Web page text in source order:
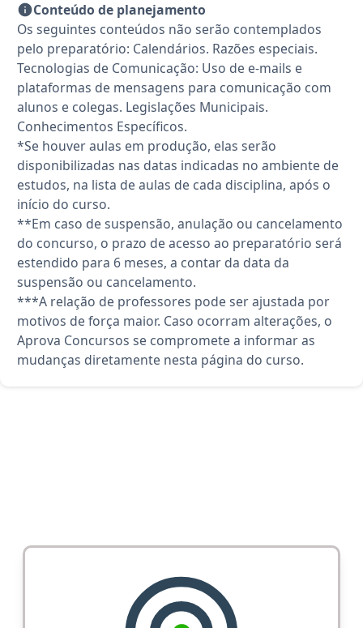
Conteúdo de planejamento
Os seguintes conteúdos não serão contemplados
pelo preparatório: Calendários. Razões especiais.
Tecnologias de Comunicação: Uso de e-mails e
plataformas de mensagens para comunicação com
alunos e colegas. Legislações Municipais.
Conhecimentos Específicos.
*Se houver aulas em produção, elas serão
disponibilizadas nas datas indicadas no ambiente de
estudos, na lista de aulas de cada disciplina, após o
início do curso.
**Em caso de suspensão, anulação ou cancelamento
do concurso, o prazo de acesso ao preparatório será
estendido para 6 meses, a contar da data da
suspensão ou cancelamento.
***A relação de professores pode ser ajustada por
motivos de força maior. Caso ocorram alterações, o
Aprova Concursos se compromete a informar as
mudanças diretamente nesta página do curso.